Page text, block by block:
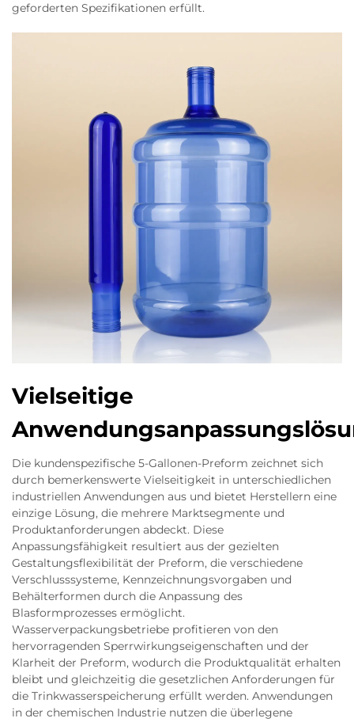
geforderten Spezifikationen erfüllt.
Vielseitige
Die kundenspezifische 5-Gallonen-Preform zeichnet sich
durch bemerkenswerte Vielseitigkeit in unterschiedlichen
industriellen Anwendungen aus und bietet Herstellern eine
einzige Lösung, die mehrere Marktsegmente und
Produktanforderungen abdeckt. Diese
Anpassungsfähigkeit resultiert aus der gezielten
Gestaltungsflexibilität der Preform, die verschiedene
Verschlusssysteme, Kennzeichnungsvorgaben und
Behälterformen durch die Anpassung des
Blasformprozesses ermöglicht.
Wasserverpackungsbetriebe profitieren von den
hervorragenden Sperrwirkungseigenschaften und der
Klarheit der Preform, wodurch die Produktqualität erhalten
bleibt und gleichzeitig die gesetzlichen Anforderungen für
die Trinkwasserspeicherung erfüllt werden. Anwendungen
in der chemischen Industrie nutzen die überlegene